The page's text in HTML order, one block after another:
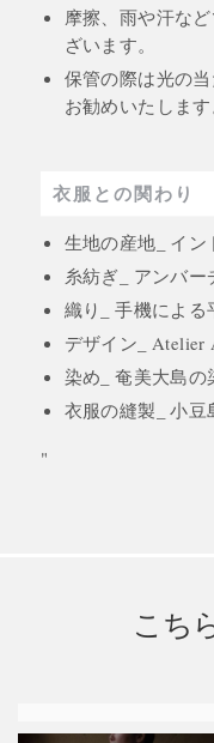
摩擦、雨や汗な
ざいます。
保管の際は光の
お勧めいたします
衣服との関わり
生地の産地_ イ
糸紡ぎ_ アンバ
織り_ 手機による
デザイン_ Atelier
染め_ 奄美大島の
衣服の縫製_ 小豆
"
こち